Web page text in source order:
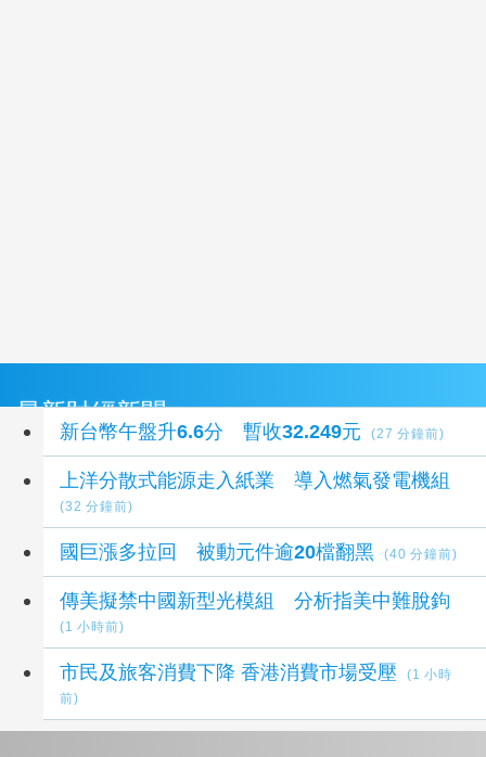
最新財經新聞
新台幣午盤升6.6分 暫收32.249元 (27 分鐘前)
上洋分散式能源走入紙業 導入燃氣發電機組
(32 分鐘前)
國巨漲多拉回 被動元件逾20檔翻黑 (40 分鐘前)
傳美擬禁中國新型光模組 分析指美中難脫鉤
(1 小時前)
市民及旅客消費下降 香港消費市場受壓
(1 小時
前)